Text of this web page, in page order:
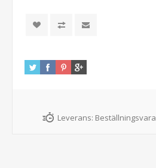
Leverans: Beställningsvara